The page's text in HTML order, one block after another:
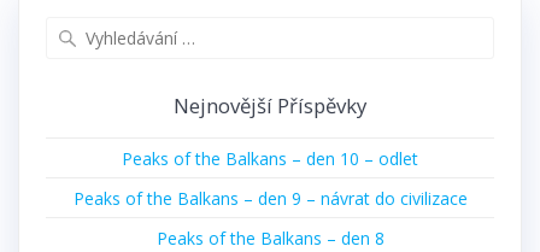
Nejnovější Příspěvky
Peaks of the Balkans – den 10 – odlet
Peaks of the Balkans – den 9 – návrat do civilizace
Peaks of the Balkans – den 8